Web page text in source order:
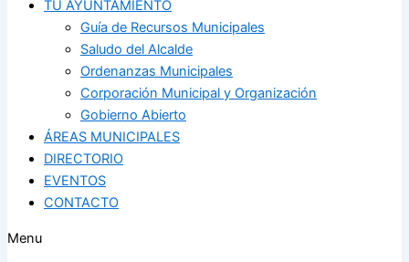
TU AYUNTAMIENTO
Guía de Recursos Municipales
Saludo del Alcalde
Ordenanzas Municipales
Corporación Municipal y Organización
Gobierno Abierto
ÁREAS MUNICIPALES
DIRECTORIO
EVENTOS
CONTACTO
Menu